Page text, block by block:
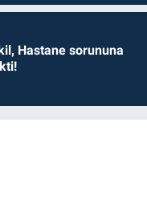
Hastane sorununa